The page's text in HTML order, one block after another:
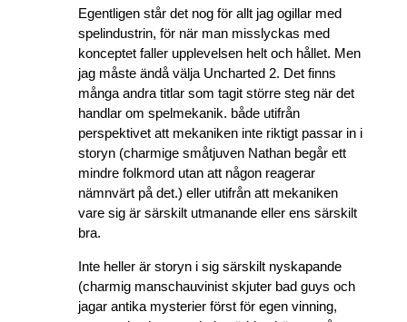
Egentligen står det nog för allt jag ogillar med
spelindustrin, för när man misslyckas med
konceptet faller upplevelsen helt och hållet. Men
jag måste ändå välja Uncharted 2. Det finns
många andra titlar som tagit större steg när det
handlar om spelmekanik. både utifrån
perspektivet att mekaniken inte riktigt passar in i
storyn (charmige småtjuven Nathan begår ett
mindre folkmord utan att någon reagerar
nämnvärt på det.) eller utifrån att mekaniken
vare sig är särskilt utmanande eller ens särskilt
bra.
Inte heller är storyn i sig särskilt nyskapande
(charmig manschauvinist skjuter bad guys och
jagar antika mysterier först för egen vinning,